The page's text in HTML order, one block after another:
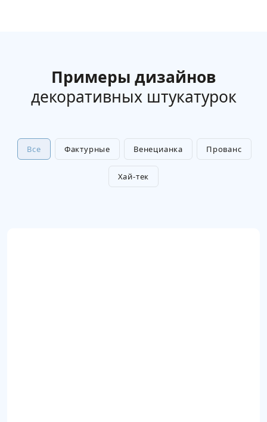
Примеры дизайнов
декоративных штукатурок
Все Фактурные Венецианка Прованс
Хай-тек